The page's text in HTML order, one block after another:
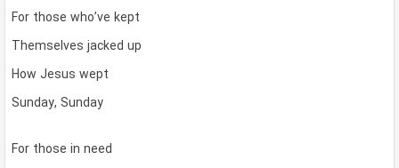
For those who’ve kept
Themselves jacked up
How Jesus wept
Sunday, Sunday
For those in need